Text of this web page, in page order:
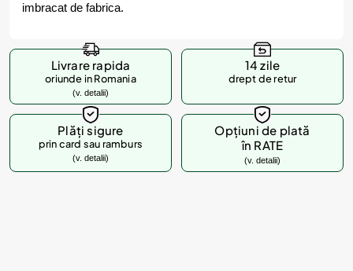
imbracat de fabrica.
Livrare rapida
oriunde in Romania
(v. detalii)
14 zile
drept de retur
Plăți sigure
prin card sau ramburs
(v. detalii)
Opțiuni de plată
în RATE
(v. detalii)